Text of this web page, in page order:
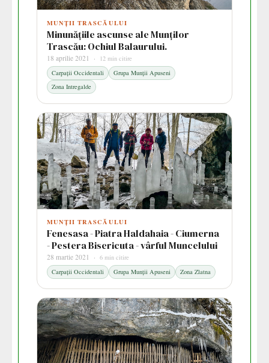
MUNȚII TRASCĂULUI
Minunățiile ascunse ale Munților
Trascău: Ochiul Balaurului.
18 aprilie 2021 ·
12 min citire
Carpații Occidentali
Grupa Munții Apuseni
Zona Intregalde
MUNȚII TRASCĂULUI
Fenesasa - Piatra Haldahaia - Ciumerna
- Pestera Bisericuta - vârful Muncelului
28 martie 2021 · 6 min citire
Carpații Occidentali
Grupa Munții Apuseni Zona Zlatna